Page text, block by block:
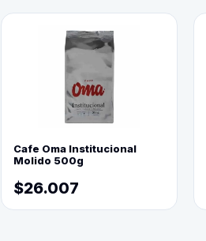
Cafe Oma Institucional
Molido 500g
$26.007